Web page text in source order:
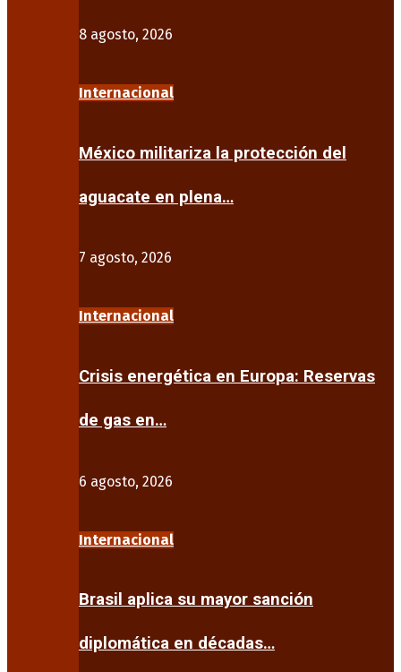
8 agosto, 2026
Internacional
México militariza la protección del
aguacate en plena…
7 agosto, 2026
Internacional
Crisis energética en Europa: Reservas
de gas en…
6 agosto, 2026
Internacional
Brasil aplica su mayor sanción
diplomática en décadas…